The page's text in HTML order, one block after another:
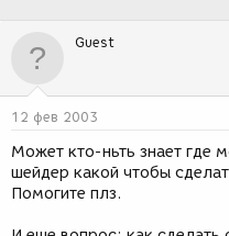
р
м
д
н
и
я
Guest
12 фев 2003
Может кто-ньть знает где
шейдер какой чтобы
Помогите плз.